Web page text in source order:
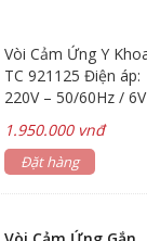
Vòi Cảm Ứng Y
TC 921125 Điện áp:
220V – 50/60Hz /
cảm ứng: 15-25 cm
lực nước: 0.05-0.6
Sử dụng: pin và điện
1.950.000 vnđ
Đặt hàng